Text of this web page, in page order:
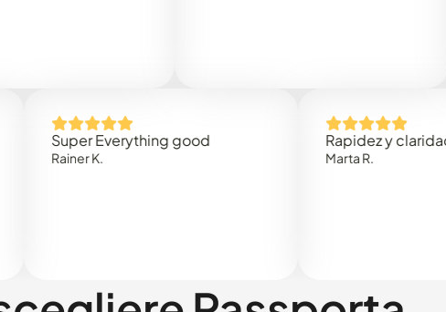
Super Everything good Rapidez y claridad